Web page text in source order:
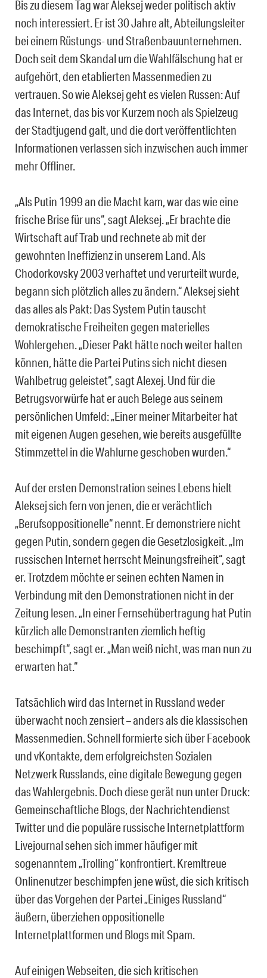
Bis zu diesem Tag war Aleksej weder politisch aktiv
noch interessiert. Er ist 30 Jahre alt, Abteilungsleiter
bei einem Rüstungs- und Straßenbauunternehmen.
Doch seit dem Skandal um die Wahlfälschung hat er
aufgehört, den etablierten Massenmedien zu
vertrauen. So wie Aleksej geht es vielen Russen: Auf
das Internet, das bis vor Kurzem noch als Spielzeug
der Stadtjugend galt, und die dort veröffentlichten
Informationen verlassen sich inzwischen auch immer
mehr Offliner.
„Als Putin 1999 an die Macht kam, war das wie eine
frische Brise für uns“, sagt Aleksej. „Er brachte die
Wirtschaft auf Trab und rechnete ab mit der
gewohnten Ineffizienz in unserem Land. Als
Chodorkovsky 2003 verhaftet und verurteilt wurde,
begann sich plötzlich alles zu ändern.“ Aleksej sieht
das alles als Pakt: Das System Putin tauscht
demokratische Freiheiten gegen materielles
Wohlergehen. „Dieser Pakt hätte noch weiter halten
können, hätte die Partei Putins sich nicht diesen
Wahlbetrug geleistet“, sagt Alexej. Und für die
Betrugsvorwürfe hat er auch Belege aus seinem
persönlichen Umfeld: „Einer meiner Mitarbeiter hat
mit eigenen Augen gesehen, wie bereits ausgefüllte
Stimmzettel in die Wahlurne geschoben wurden.“
Auf der ersten Demonstration seines Lebens hielt
Aleksej sich fern von jenen, die er verächtlich
„Berufsoppositionelle“ nennt. Er demonstriere nicht
gegen Putin, sondern gegen die Gesetzlosigkeit. „Im
russischen Internet herrscht Meinungsfreiheit“, sagt
er. Trotzdem möchte er seinen echten Namen in
Verbindung mit den Demonstrationen nicht in der
Zeitung lesen. „In einer Fernsehübertragung hat Putin
kürzlich alle Demonstranten ziemlich heftig
beschimpft“, sagt er. „Man weiß nicht, was man nun zu
erwarten hat.“
Tatsächlich wird das Internet in Russland weder
überwacht noch zensiert – anders als die klassischen
Massenmedien. Schnell formierte sich über Facebook
und vKontakte, dem erfolgreichsten Sozialen
Netzwerk Russlands, eine digitale Bewegung gegen
das Wahlergebnis. Doch diese gerät nun unter Druck:
Gemeinschaftliche Blogs, der Nachrichtendienst
Twitter und die populäre russische Internetplattform
Livejournal sehen sich immer häufiger mit
sogenanntem „Trolling“ konfrontiert. Kremltreue
Onlinenutzer beschimpfen jene wüst, die sich kritisch
über das Vorgehen der Partei „Einiges Russland“
äußern, überziehen oppositionelle
Internetplattformen und Blogs mit Spam.
Auf einigen Webseiten, die sich kritischen